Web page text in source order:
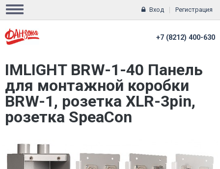
Вход Регистрация
+7 (8212) 400-630
IMLIGHT BRW-1-40 Панель
для монтажной коробки
BRW-1, розетка XLR-3pin,
розетка SpeaCon